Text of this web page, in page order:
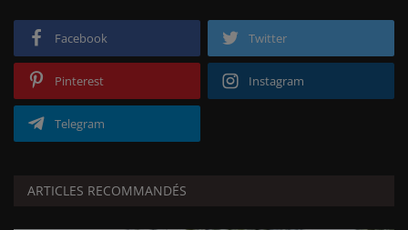
Facebook Twitter
Pinterest Instagram
Telegram
ARTICLES RECOMMANDÉS